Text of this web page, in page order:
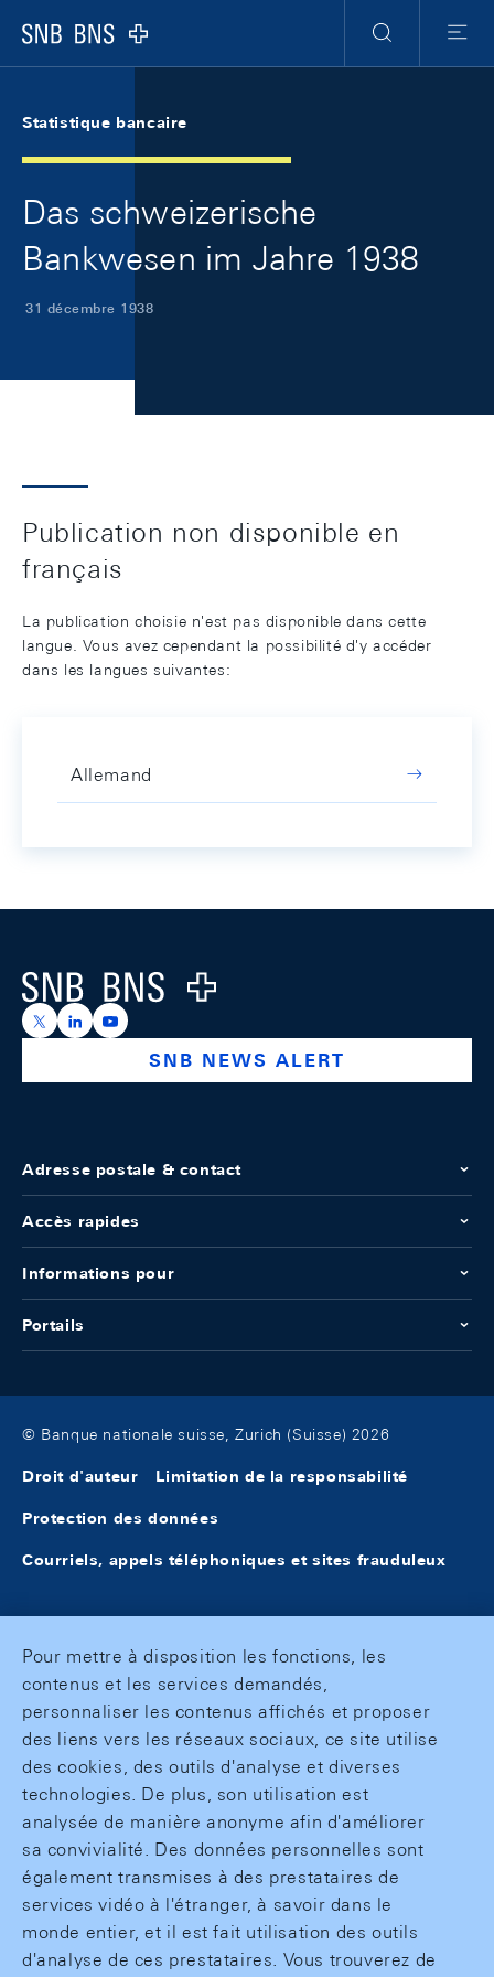
Logo
RechercheMenu
Statistique bancaire
Das schweizerische
Bankwesen im Jahre 1938
31 décembre 1938
Publication non disponible en
français
La publication choisie n'est pas disponible dans cette
langue. Vous avez cependant la possibilité d'y accéder
dans les langues suivantes:
Allemand
Logo
https://x.com/snb_bns
https://ch.linkedin.com/company/swiss-national-
https://www.youtube.com/@swissnationalbank
SNB NEWS ALERT
Adresse postale & contact
Accès rapides
Informations pour
Portails
© Banque nationale suisse, Zurich (Suisse) 2026
Droit d'auteur Limitation de la responsabilité
Protection des données
Courriels, appels téléphoniques et sites frauduleux
Pour mettre à disposition les fonctions, les
contenus et les services demandés,
personnaliser les contenus affichés et proposer
des liens vers les réseaux sociaux, ce site utilise
des cookies, des outils d'analyse et diverses
technologies. De plus, son utilisation est
analysée de manière anonyme afin d'améliorer
sa convivialité. Des données personnelles sont
également transmises à des prestataires de
services vidéo à l'étranger, à savoir dans le
monde entier, et il est fait utilisation des outils
d'analyse de ces prestataires. Vous trouverez de